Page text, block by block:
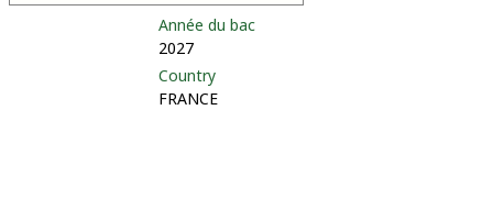
Année du bac
2027
Country
FRANCE